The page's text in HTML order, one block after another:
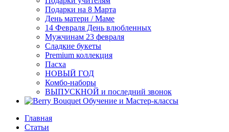
Подарки на 8 Марта
День матери / Маме
14 Февраля День влюбленных
Мужчинам 23 февраля
Сладкие букеты
Premium коллекция
Пасха
НОВЫЙ ГОД
Комбо-наборы
ВЫПУСКНОЙ и последний звонок
Обучение и Мастер-классы
Главная
Статьи